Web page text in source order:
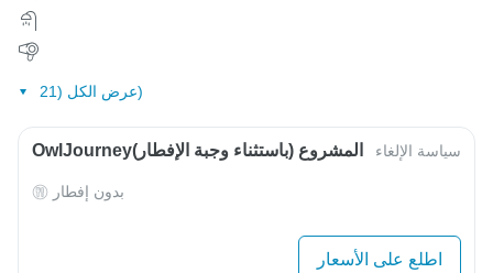
عرض الكل (21)
OwlJourneyالمشروع (باستثناء وجبة الإفطار) سياسة الإلغاء
بدون إفطار
اطلع على الأسعار